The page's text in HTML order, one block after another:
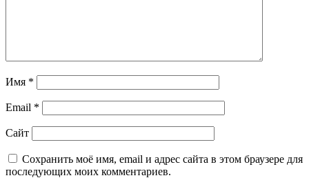
Имя *
Email *
Сайт
Сохранить моё имя, email и адрес сайта в этом браузере для
последующих моих комментариев.